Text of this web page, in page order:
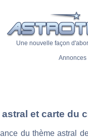
Une nouvelle façon
Annonces
astral et carte du
du thème astral